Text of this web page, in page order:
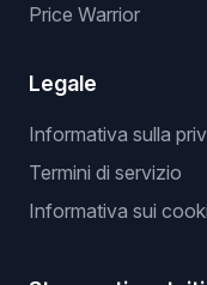
Price Warrior
Legale
Informativa sulla
Termini di servizio
Informativa sui